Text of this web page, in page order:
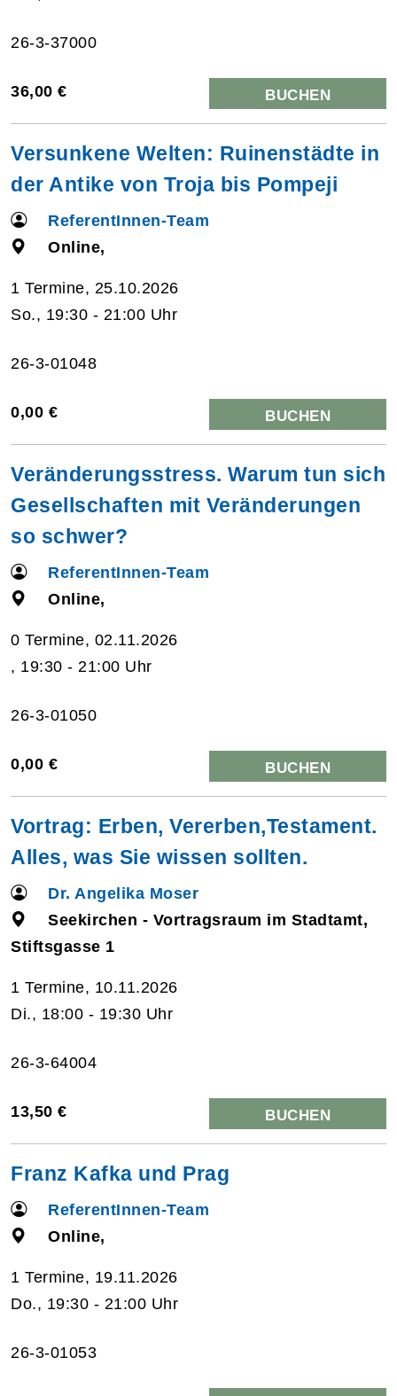
26-3-37000
36,00 € BUCHEN
Versunkene Welten: Ruinenstädte in
der Antike von Troja bis Pompeji
ReferentInnen-Team
Online,
1 Termine, 25.10.2026
So., 19:30 - 21:00 Uhr
26-3-01048
0,00 € BUCHEN
Veränderungsstress. Warum tun sich
Gesellschaften mit Veränderungen
so schwer?
ReferentInnen-Team
Online,
0 Termine, 02.11.2026
, 19:30 - 21:00 Uhr
26-3-01050
0,00 € BUCHEN
Vortrag: Erben, Vererben,Testament.
Alles, was Sie wissen sollten.
Dr. Angelika Moser
Seekirchen - Vortragsraum im Stadtamt,
Stiftsgasse 1
1 Termine, 10.11.2026
Di., 18:00 - 19:30 Uhr
26-3-64004
13,50 € BUCHEN
Franz Kafka und Prag
ReferentInnen-Team
Online,
1 Termine, 19.11.2026
Do., 19:30 - 21:00 Uhr
26-3-01053